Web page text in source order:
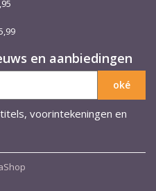
en aanbiedingen
voorintekeningen en